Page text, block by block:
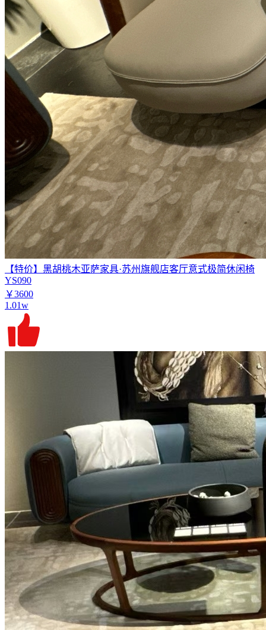
【特价】黑胡桃木亚萨家具·苏州旗舰店客厅意式极简休闲椅
YS090
￥3600
1.01w